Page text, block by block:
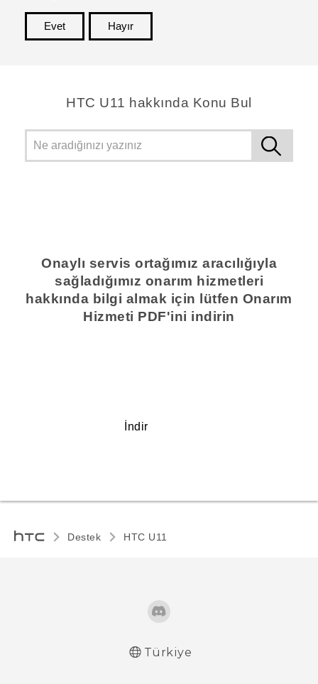
Evet
Hayır
HTC U11 hakkında Konu Bul
Onaylı servis ortağımız aracılığıyla
sağladığımız onarım hizmetleri
hakkında bilgi almak için lütfen Onarım
Hizmeti PDF'ini indirin
İndir
Destek HTC U11‎
Türkiye